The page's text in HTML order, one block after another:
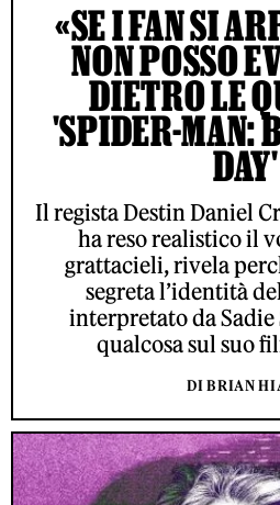
«SE I FAN SI
NON POSSO
DIETRO LE
'SPIDER-MAN:
DAY'
Il regista Destin Daniel
ha reso realistico il
grattacieli, rivela
segreta l’identità
interpretato da
qualcosa sul suo
DI BRIAN